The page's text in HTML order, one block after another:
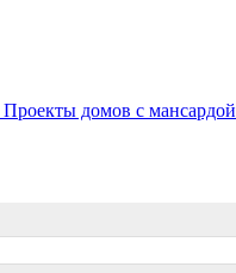
Проекты домов с мансардой